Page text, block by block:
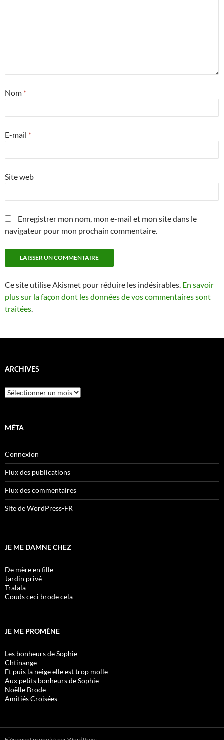
Nom *
E-mail *
Site web
Enregistrer mon nom, mon e-mail et mon site dans le
navigateur pour mon prochain commentaire.
Ce site utilise Akismet pour réduire les indésirables. En savoir
plus sur la façon dont les données de vos commentaires sont
traitées.
ARCHIVES
Archives
MÉTA
Connexion
Flux des publications
Flux des commentaires
Site de WordPress-FR
JE ME DAMNE CHEZ
De mère en fille
Jardin privé
Tralala
Couds ceci brode cela
JE ME PROMÈNE
Les bonheurs de Sophie
Chtinange
Et puis la neige elle est trop molle
Aux petits bonheurs de Sophie
Noëlle Brode
Amitiés Croisées